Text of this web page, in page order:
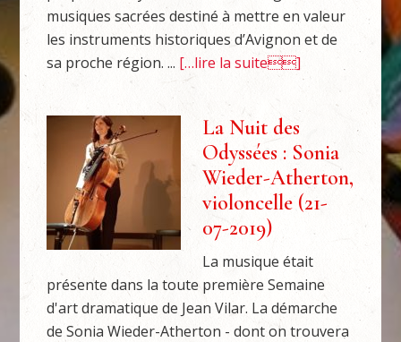
musiques sacrées destiné à mettre en valeur
les instruments historiques d’Avignon et de
sa proche région. ... […lire la suite]
La Nuit des
Odyssées : Sonia
Wieder-Atherton,
violoncelle (21-
07-2019)
La musique était
présente dans la toute première Semaine
d'art dramatique de Jean Vilar. La démarche
de Sonia Wieder-Atherton - dont on trouvera